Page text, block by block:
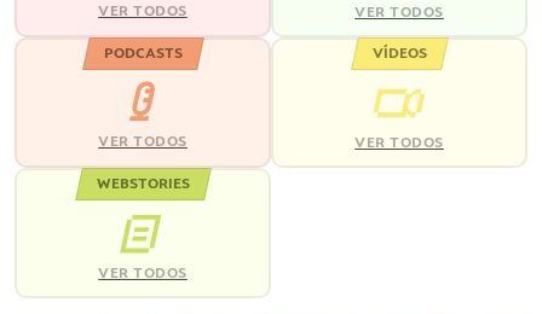
VER TODOS VER TODOS
PODCASTS
VER TODOS
VÍDEOS
VER TODOS
WEBSTORIES
VER TODOS